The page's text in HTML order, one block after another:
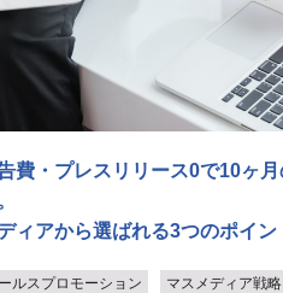
費・プレスリリース0で10ヶ
ィアから選ばれる3つのポイン
ルスプロモーション マスメディア戦略